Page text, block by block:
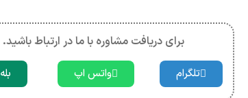
برای دریافت مشاوره با ما در ارتباط باشید.
تلگرام واتس اپ بله